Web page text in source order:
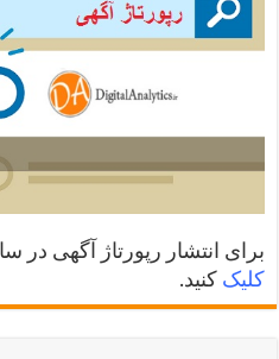
برای انتشار رپورتاژ آگهی
کلیک کنید.